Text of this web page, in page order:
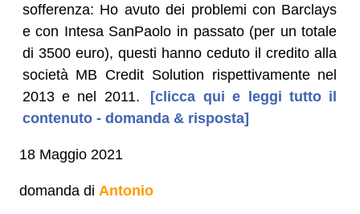
sofferenza: Ho avuto dei problemi con Barclays
e con Intesa SanPaolo in passato (per un totale
di 3500 euro), questi hanno ceduto il credito alla
società MB Credit Solution rispettivamente nel
2013 e nel 2011.
[clicca qui e leggi tutto il
contenuto - domanda & risposta]
18 Maggio 2021
domanda di Antonio